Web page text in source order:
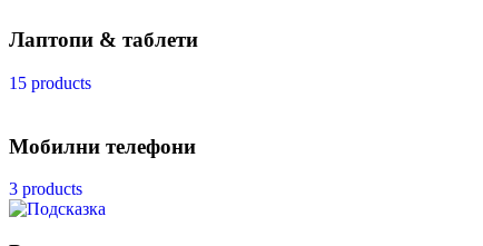
Лаптопи & таблети
15 products
Мобилни телефони
3 products